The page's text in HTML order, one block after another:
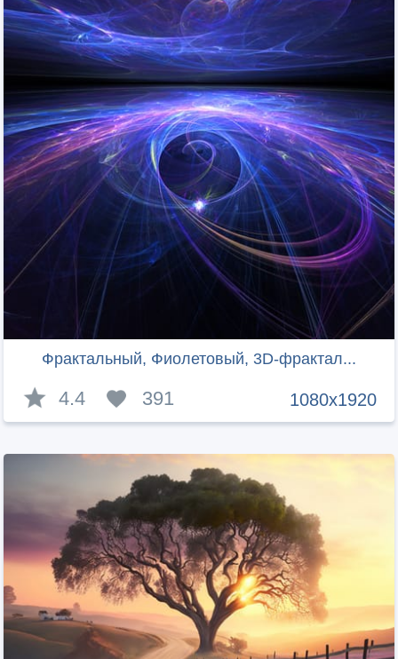
Фрактальный, Фиолетовый, 3D-фрактал...
1080x1920
4.4 391